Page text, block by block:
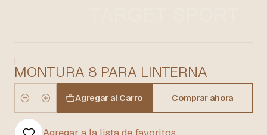
|
MONTURA 8 PARA LINTERNA
Cantidad
Agregar al Carro Comprar ahora